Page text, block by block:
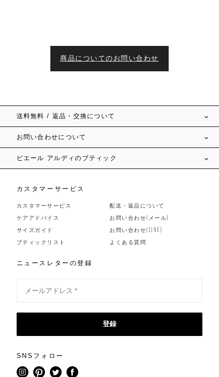
商品についてのお問い合わせ
送料無料 / 返品・交換について
お問い合わせについて
ピエール アルディのブティック
カスタマーサービス
カスタマーサービス
配送・返品について
ケアアドバイス
お問い合わせ(メール)
サイズガイド
お問い合わせ(LINE)
ブティックリスト
よくある質問
ニュースレターの登録
登録
SNSフォロー